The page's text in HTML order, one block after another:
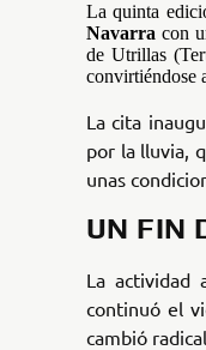
La quinta
Navarra con
de Utrillas
convirtiéndose
La cita
por la lluvia,
unas
UN FIN
La actividad
continuó el
cambió